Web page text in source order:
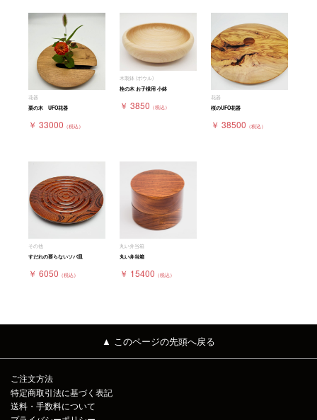
花器
栗の木 UFO花器
￥ 33000 （税込）
木製鉢 (ボウル)
栓の木 お子様用 小鉢
￥ 3850 （税込）
花器
桜のUFO花器
￥ 38500 （税込）
その他
すだれの要らないソバ皿
￥ 6050 （税込）
丸い弁当箱
丸い弁当箱
￥ 15400 （税込）
▲ このページの先頭へ戻る
ご注文方法
特定商取引法に基づく表記
送料・手数料について